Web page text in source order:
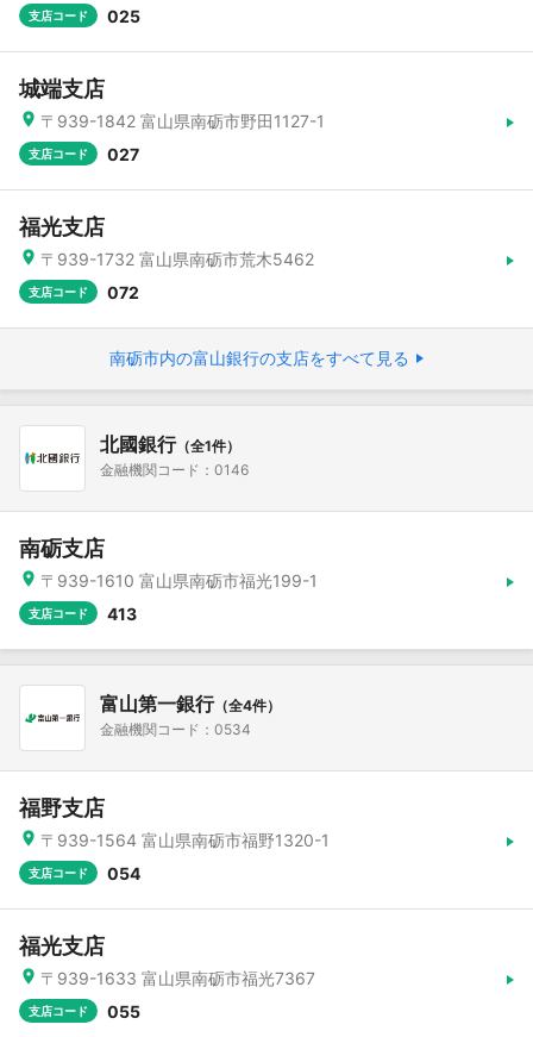
支店コード 025
城端支店
〒939-1842 富山県南砺市野田1127-1
支店コード 027
福光支店
〒939-1732 富山県南砺市荒木5462
支店コード 072
南砺市内の富山銀行の支店をすべて見る
北國銀行（全1件）
金融機関コード：0146
南砺支店
〒939-1610 富山県南砺市福光199-1
支店コード 413
富山第一銀行（全4件）
金融機関コード：0534
福野支店
〒939-1564 富山県南砺市福野1320-1
支店コード 054
福光支店
〒939-1633 富山県南砺市福光7367
支店コード 055